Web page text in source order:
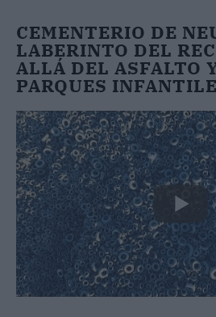
CEMENTERIO DE
LABERINTO DEL
ALLÁ DEL ASFALTO
PARQUES